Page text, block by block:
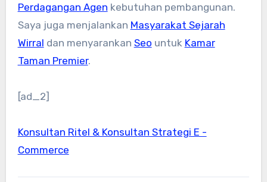
Perdagangan Agen kebutuhan pembangunan.
Saya juga menjalankan Masyarakat Sejarah
Wirral dan menyarankan Seo untuk Kamar
Taman Premier.
[ad_2]
Konsultan Ritel & Konsultan Strategi E -
Commerce